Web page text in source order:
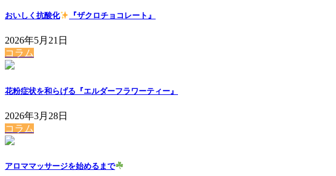
おいしく抗酸化 『ザクロチョコレート』
2026年5月21日
コラム
花粉症状を和らげる『エルダーフラワーティー』
2026年3月28日
コラム
アロママッサージを始めるまで